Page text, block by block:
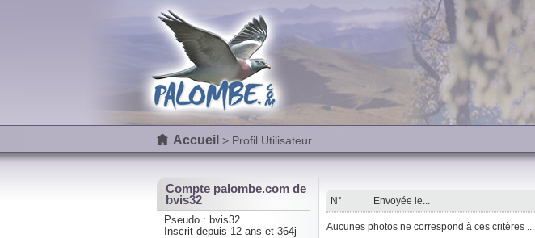
Accueil > Profil Utilisateur
Compte palombe.com de
bvis32
Pseudo : bvis32
Inscrit depuis 12 ans et 364j
N° Envoyée le...
Aucunes photos ne correspond à ces critères ...